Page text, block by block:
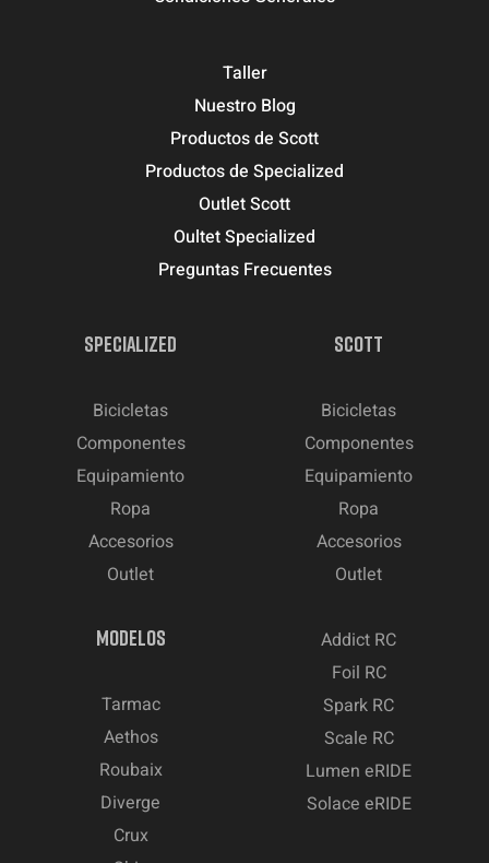
Taller
Nuestro Blog
Productos de Scott
Productos de Specialized
Outlet Scott
Oultet Specialized
Preguntas Frecuentes
SPECIALIZED
Bicicletas
Componentes
Equipamiento
Ropa
Accesorios
Outlet
SCOTT
Bicicletas
Componentes
Equipamiento
Ropa
Accesorios
Outlet
MODELOS
Tarmac
Aethos
Roubaix
Diverge
Crux
Addict RC
Foil RC
Spark RC
Scale RC
Lumen eRIDE
Solace eRIDE